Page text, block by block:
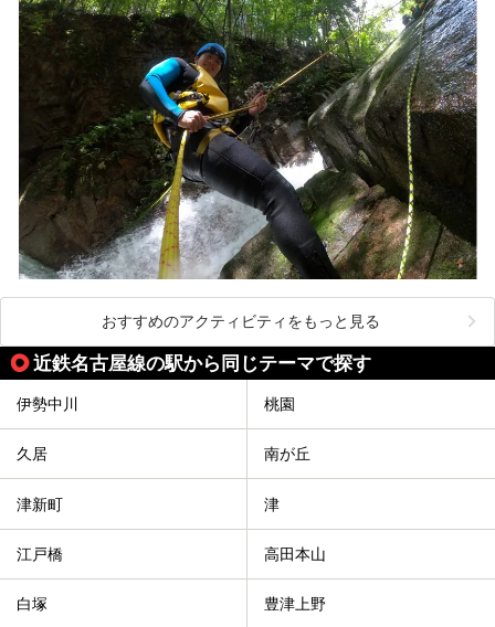
おすすめのアクティビティをもっと見る
近鉄名古屋線の駅から同じテーマで探す
伊勢中川 桃園
久居 南が丘
津新町 津
江戸橋 高田本山
白塚 豊津上野